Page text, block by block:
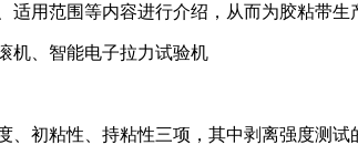
用范围等内容进行介绍，从而为胶粘带生
机、智能电子拉力试验机
初粘性、持粘性三项，其中剥离强度测